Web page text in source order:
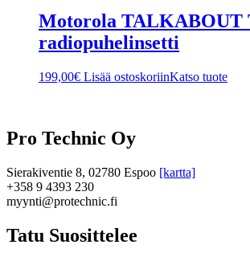
Motorola TALKABOUT
radiopuhelinsetti
199,00€ Lisää ostoskoriinKatso tuote
Pro Technic Oy
Sierakiventie 8, 02780 Espoo [kartta]
+358 9 4393 230
myynti@protechnic.fi
Tatu Suosittelee